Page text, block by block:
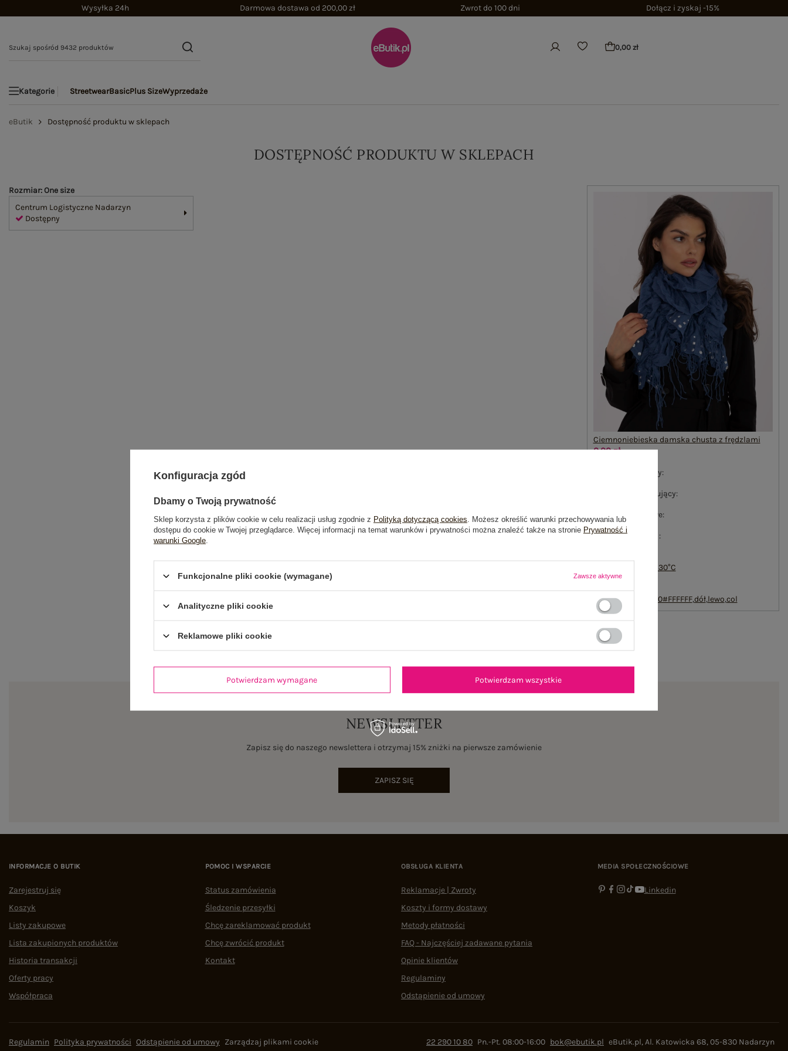
Wysyłka 24h Darmowa dostawa od 200,00 zł Zwrot do 100 dni Dołącz i zyskaj -15%
0,00 zł
Kategorie StreetwearBasicPlus SizeWyprzedaże
eButik Dostępność produktu w sklepach
DOSTĘPNOŚĆ PRODUKTU W SKLEPACH
Ciemnoniebieska damska chusta z frędzlami
9,99 zł
#wzór dominujący:
#materiał dominujący:
#cechy dodatkowe:
frędzle
#skład materiału :
pranie w pralce w 30°C
emblemat_FP:
COMFORT#546070#FFFFFF,dół,lewo,col
Rozmiar: One size
Centrum Logistyczne Nadarzyn
Dostępny
NEWSLETTER
Zapisz się do naszego newslettera i otrzymaj 15% zniżki na pierwsze zamówienie
ZAPISZ SIĘ
INFORMACJE O BUTIK
Zarejestruj się
Koszyk
Listy zakupowe
Lista zakupionych produktów
Historia transakcji
Oferty pracy
Współpraca
POMOC I WSPARCIE
Status zamówienia
Śledzenie przesyłki
Chcę zareklamować produkt
Chcę zwrócić produkt
Kontakt
OBSŁUGA KLIENTA
Reklamacje | Zwroty
Koszty i formy dostawy
Metody płatności
FAQ - Najczęściej zadawane pytania
Opinie klientów
Regulaminy
Odstąpienie od umowy
MEDIA SPOŁECZNOŚCIOWE
Linkedin
Regulamin Polityka prywatności Odstąpienie od umowy Zarządzaj plikami cookie 22 290 10 80 Pn.-Pt. 08:00-16:00 bok@ebutik.pl eButik.pl,Al. Katowicka 68,05-830 Nadarzyn
Konfiguracja zgód
Dbamy o Twoją prywatność
Sklep korzysta z plików cookie w celu realizacji usług zgodnie z Polityką dotyczącą cookies . Możesz określić warunki przechowywania lub
dostępu do cookie w Twojej przeglądarce. Więcej informacji na temat warunków i prywatności można znaleźć także na stronie Prywatność i
warunki Google
Funkcjonalne pliki cookie (wymagane) Zawsze aktywne
Analityczne pliki cookie
Reklamowe pliki cookie
Potwierdzam wymagane Potwierdzam wszystkie